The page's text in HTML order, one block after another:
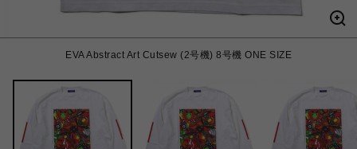
EVA Abstract Art Cutsew (2号機) 8号機 ONE SIZE